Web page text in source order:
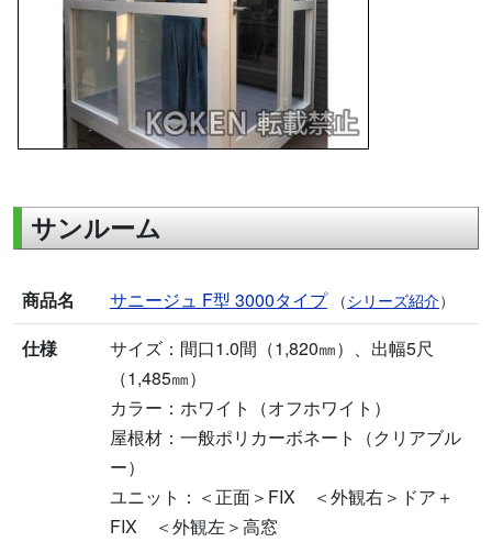
サンルーム
商品名 サニージュ F型 3000タイプ （シリーズ紹介）
仕様
サイズ：間口1.0間（1,820㎜）、出幅5尺
（1,485㎜）
カラー：ホワイト（オフホワイト）
屋根材：一般ポリカーボネート（クリアブル
ー）
ユニット：＜正面＞FIX ＜外観右＞ドア＋
FIX ＜外観左＞高窓